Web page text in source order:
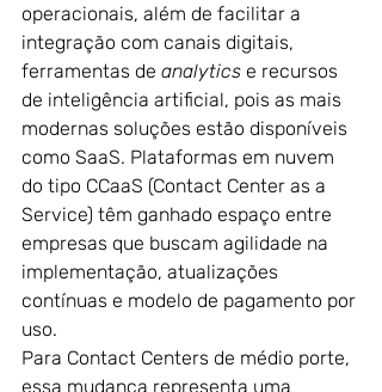
operacionais, além de facilitar a
integração com canais digitais,
ferramentas de analytics e recursos
de inteligência artificial, pois as mais
modernas soluções estão disponíveis
como SaaS. Plataformas em nuvem
do tipo CCaaS (Contact Center as a
Service) têm ganhado espaço entre
empresas que buscam agilidade na
implementação, atualizações
contínuas e modelo de pagamento por
uso.
Para Contact Centers de médio porte,
essa mudança representa uma